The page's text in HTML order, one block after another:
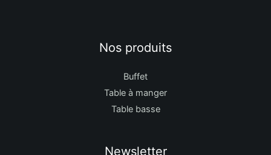
Nos produits
Buffet
Table à manger
Table basse
Newsletter